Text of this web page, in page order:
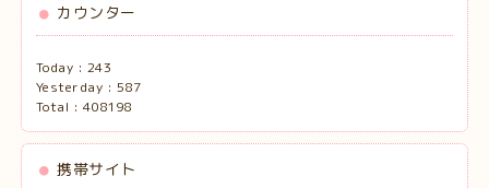
カウンター
Today : 243
Yesterday : 587
Total : 408198
携帯サイト